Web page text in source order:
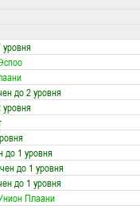
до 2 уровня
до 1 уровня
до 1 уровня
до 1 уровня
Плаани